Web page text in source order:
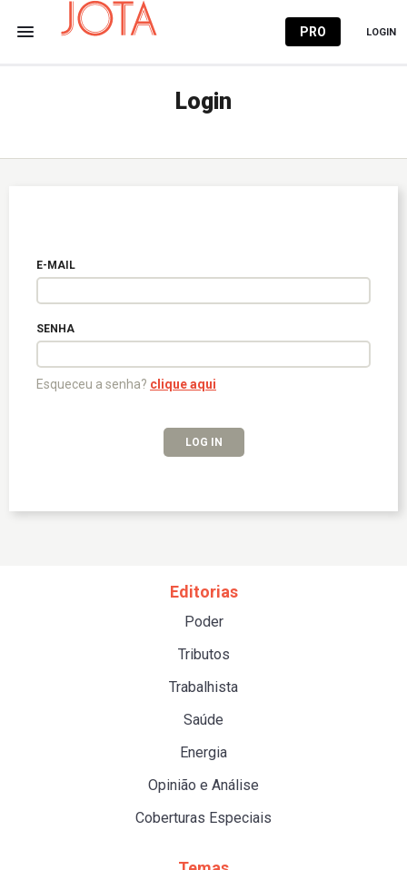
PRO LOGIN
Login
E-MAIL
SENHA
Esqueceu a senha? clique aqui
LOG IN
Editorias
Poder
Tributos
Trabalhista
Saúde
Energia
Opinião e Análise
Coberturas Especiais